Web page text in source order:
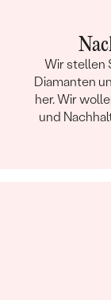
Wir stellen
Diamanten
her. Wir
und